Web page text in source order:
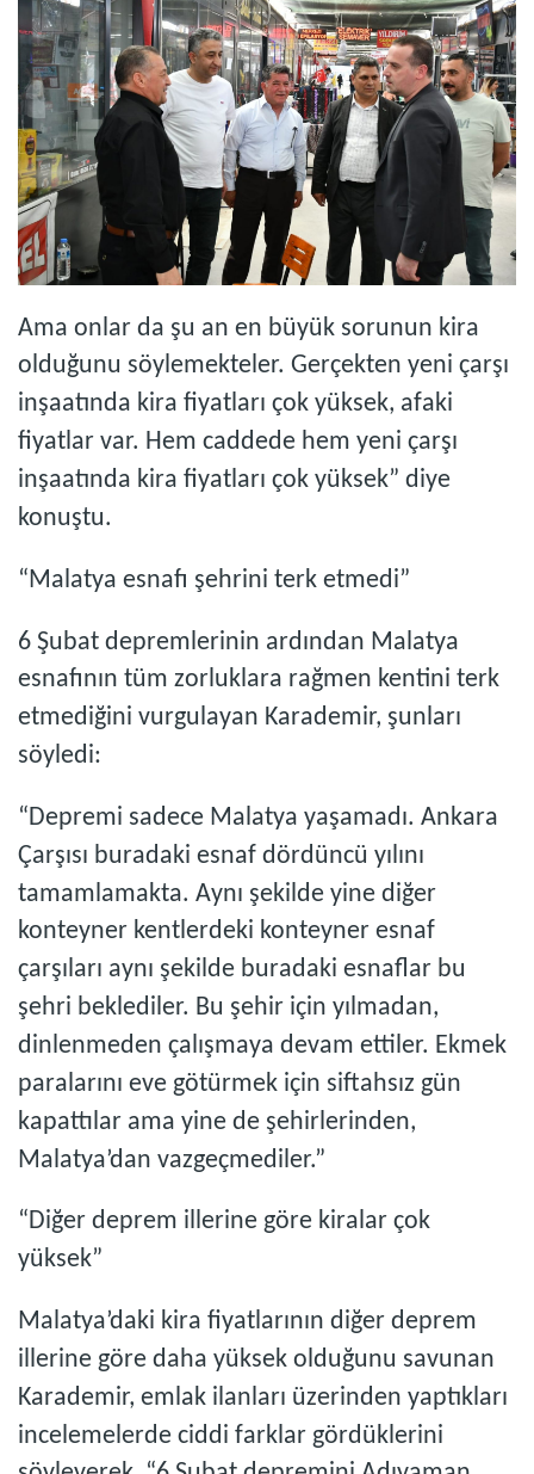
Ama onlar da şu an en büyük sorunun kira
olduğunu söylemekteler. Gerçekten yeni çarşı
inşaatında kira fiyatları çok yüksek, afaki
fiyatlar var. Hem caddede hem yeni çarşı
inşaatında kira fiyatları çok yüksek” diye
konuştu.
“Malatya esnafı şehrini terk etmedi”
6 Şubat depremlerinin ardından Malatya
esnafının tüm zorluklara rağmen kentini terk
etmediğini vurgulayan Karademir, şunları
söyledi:
“Depremi sadece Malatya yaşamadı. Ankara
Çarşısı buradaki esnaf dördüncü yılını
tamamlamakta. Aynı şekilde yine diğer
konteyner kentlerdeki konteyner esnaf
çarşıları aynı şekilde buradaki esnaflar bu
şehri beklediler. Bu şehir için yılmadan,
dinlenmeden çalışmaya devam ettiler. Ekmek
paralarını eve götürmek için siftahsız gün
kapattılar ama yine de şehirlerinden,
Malatya’dan vazgeçmediler.”
“Diğer deprem illerine göre kiralar çok
yüksek”
Malatya’daki kira fiyatlarının diğer deprem
illerine göre daha yüksek olduğunu savunan
Karademir, emlak ilanları üzerinden yaptıkları
incelemelerde ciddi farklar gördüklerini